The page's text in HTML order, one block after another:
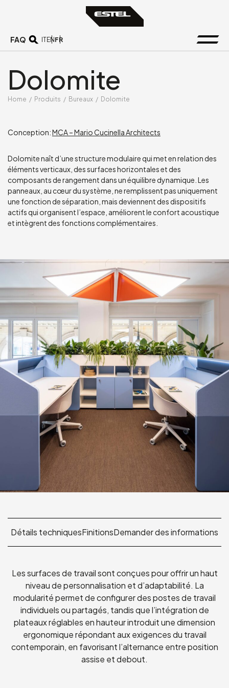
FAQ ITEN FR
Dolomite
Home / Produits / Bureaux / Dolomite
Conception:MCA – Mario Cucinella Architects
Dolomite naît d’une structure modulaire qui met en relation des
éléments verticaux, des surfaces horizontales et des
composants de rangement dans un équilibre dynamique. Les
panneaux, au cœur du système, ne remplissent pas uniquement
une fonction de séparation, mais deviennent des dispositifs
actifs qui organisent l’espace, améliorent le confort acoustique
et intègrent des fonctions complémentaires.
Détails techniquesFinitionsDemander des informations
Les surfaces de travail sont conçues pour offrir un haut
niveau de personnalisation et d’adaptabilité. La
modularité permet de configurer des postes de travail
individuels ou partagés, tandis que l’intégration de
plateaux réglables en hauteur introduit une dimension
ergonomique répondant aux exigences du travail
contemporain, en favorisant l’alternance entre position
assise et debout.